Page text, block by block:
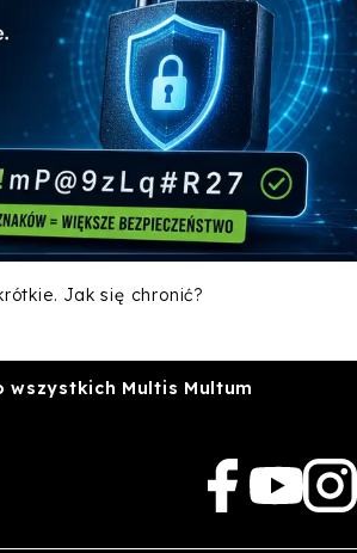
Jak się chronić?
wszystkich Multis Multum